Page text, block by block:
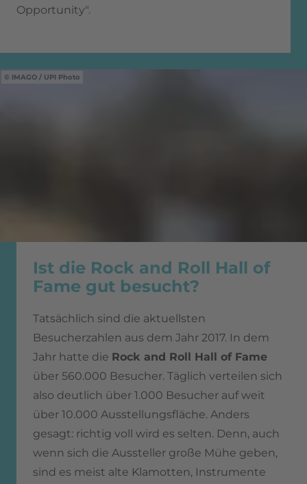
Opportunity".
IMAGO / UPI Photo
Ist die Rock and Roll Hall of
Fame gut besucht?
Tatsächlich sind die aktuellsten
Besucherzahlen aus dem Jahr 2017. In dem
Jahr hatte die Rock and Roll Hall of Fame
über 560.000 Besucher. Täglich verteilen sich
also deutlich über 1.000 Besucher auf weit
über 10.000 Ausstellungsfläche. Anders
gesagt: richtig voll wird es selten. Denn, auch
wenn sich die Aussteller große Mühe geben,
sind es meist alte Klamotten, Instrumente